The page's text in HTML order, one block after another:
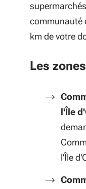
communauté
km de votre
Les
l'Île
l'Île